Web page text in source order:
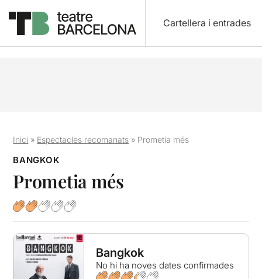
Cartellera i entrades
Inici » Espectacles recomanats » Prometia més
BANGKOK
Prometia més
Bangkok
No hi ha noves dates confirmades